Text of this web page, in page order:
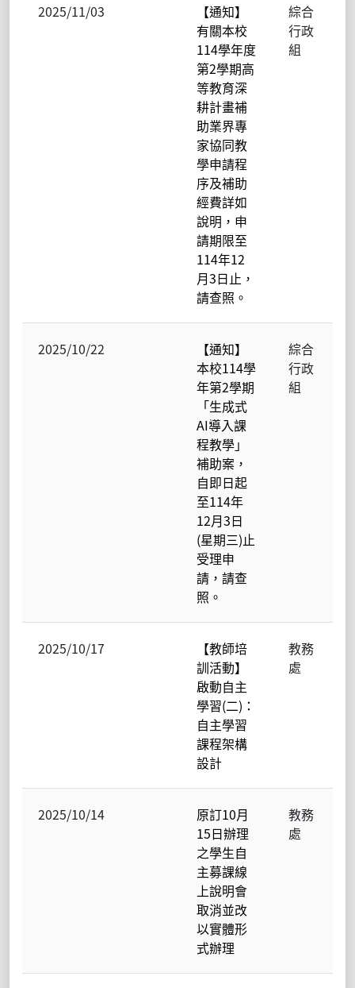
2025/11/03
【通知】
有關本校
114學年度
第2學期高
等教育深
耕計畫補
助業界專
家協同教
學申請程
序及補助
經費詳如
說明，申
請期限至
114年12
月3日止，
請查照。
綜合
行政
組
2025/10/22
【通知】
本校114學
年第2學期
「生成式
AI導入課
程教學」
補助案，
自即日起
至114年
12月3日
(星期三)止
受理申
請，請查
照。
綜合
行政
組
2025/10/17
【教師培
訓活動】
啟動自主
學習(二)：
自主學習
課程架構
設計
教務
處
2025/10/14
原訂10月
15日辦理
之學生自
主募課線
上說明會
取消並改
以實體形
式辦理
教務
處